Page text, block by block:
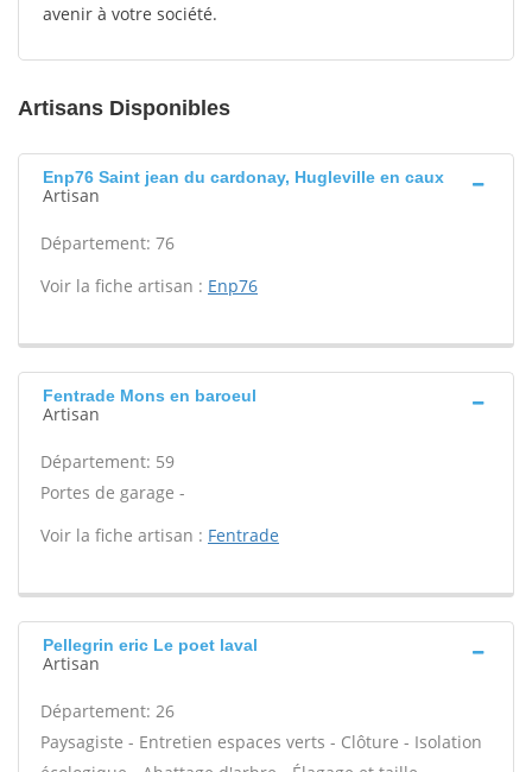
avenir à votre société.
Artisans Disponibles
Enp76 Saint jean du cardonay, Hugleville en caux
Artisan
Département: 76
Voir la fiche artisan : Enp76
Fentrade Mons en baroeul
Artisan
Département: 59
Portes de garage -
Voir la fiche artisan : Fentrade
Pellegrin eric Le poet laval
Artisan
Département: 26
Paysagiste - Entretien espaces verts - Clôture - Isolation